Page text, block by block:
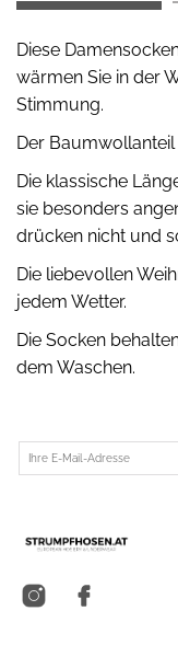
Diese
wärmen Sie in der
Stimmung.
Der
Die klassische
sie besonders
drücken nicht und
Die liebevollen
jedem Wetter.
Die Socken
dem Waschen.